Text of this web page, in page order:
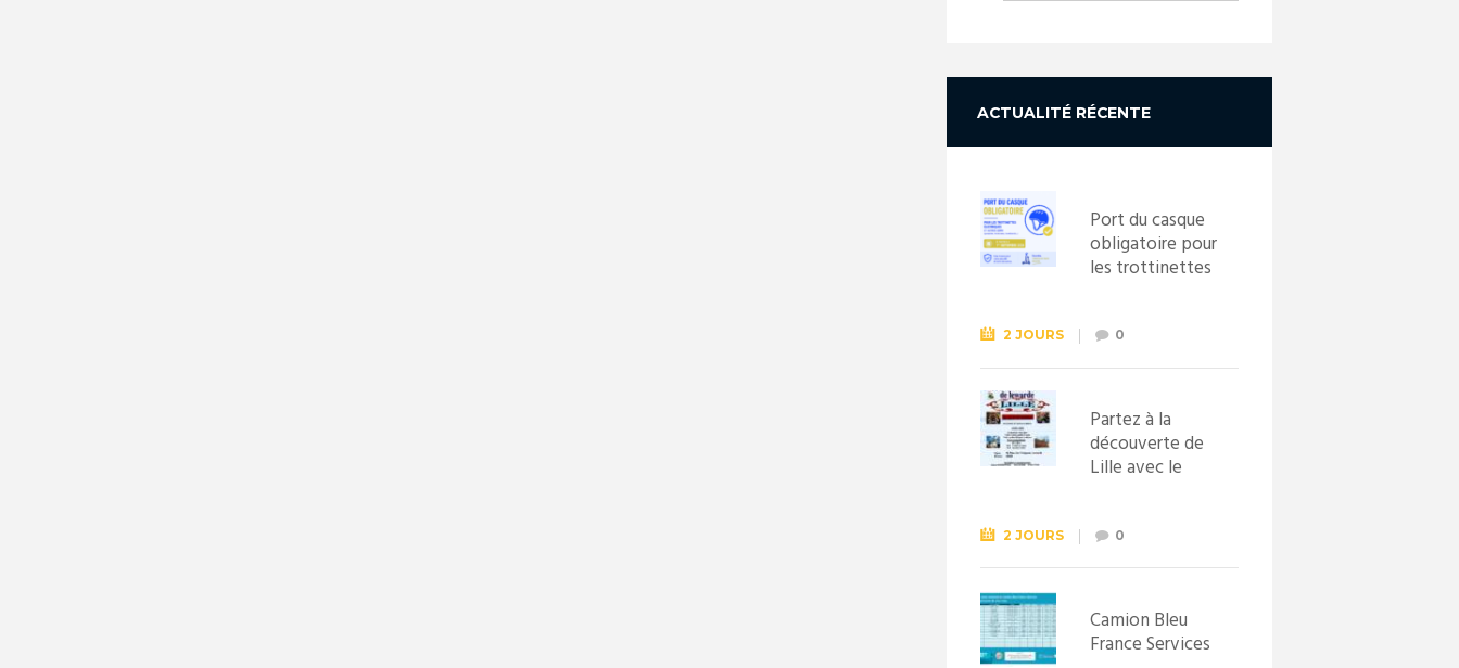
ACTUALITÉ RÉCENTE
Port du casque
obligatoire pour
les trottinettes
septembre
2026
2 JOURS 0
Partez à la
découverte de
Lille avec le
Lewarde, le 26
septembre !
2 JOURS 0
Camion Bleu
France Services